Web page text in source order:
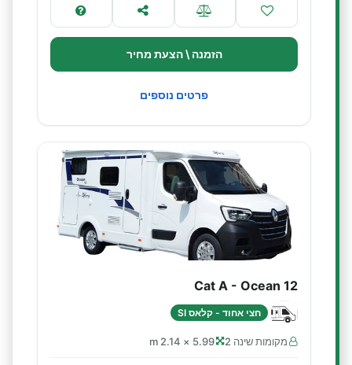
הזמנה \ הצעת מחיר
פרטים נוספים
Cat A - Ocean 12
חצי אחוד - קלאס SI
מקומות שינה 2 5.99 × 2.14 m